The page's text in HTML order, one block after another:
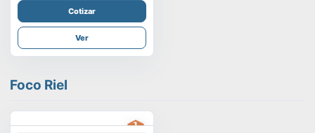
Cotizar
Ver
Foco Riel